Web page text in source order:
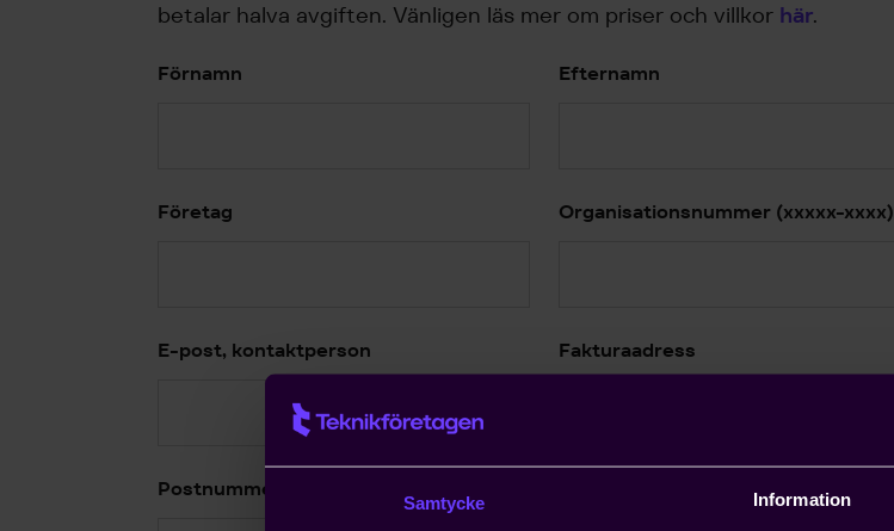
Samtycke Information
betalar halva avgiften. Vänligen läs mer om priser och villkor här.
Förnamn Efternamn
Företag Organisationsnummer (xxxxx-xxxx)
E-post, kontaktperson Fakturaadress
Postnummer (Faktura)